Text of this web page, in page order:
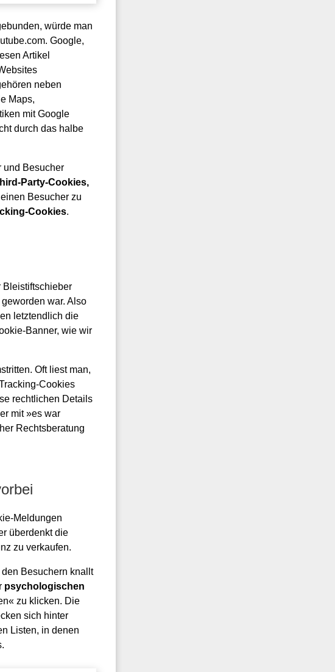
würde man
Google,
Artikel
neben
Maps,
mit Google
durch das halbe
und Besucher
Party-Cookies,
Besucher zu
Cookies.
Bleistiftschieber
war. Also
letztendlich die
Banner, wie wir
Oft liest man,
Cookies
rechtlichen Details
mit »es war
Rechtsberatung
Meldungen
überdenkt die
zu verkaufen.
den Besuchern knallt
psychologischen
zu klicken. Die
sich hinter
Listen, in denen